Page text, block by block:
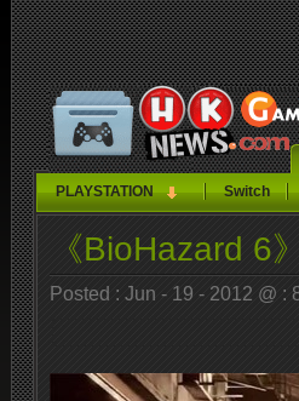
PLAYSTATION Switch
《BioHazard 6
Posted : Jun - 19 - 2012 @ :